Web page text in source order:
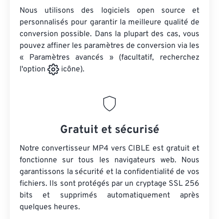
Nous utilisons des logiciels open source et
personnalisés pour garantir la meilleure qualité de
conversion possible. Dans la plupart des cas, vous
pouvez affiner les paramètres de conversion via les
« Paramètres avancés » (facultatif, recherchez
l'option
icône).
Gratuit et sécurisé
Notre convertisseur MP4 vers CIBLE est gratuit et
fonctionne sur tous les navigateurs web. Nous
garantissons la sécurité et la confidentialité de vos
fichiers. Ils sont protégés par un cryptage SSL 256
bits et supprimés automatiquement après
quelques heures.